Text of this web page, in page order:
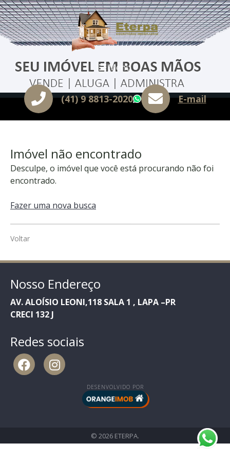
Menu
(41) 9 8813-2020 WhatsApp
E-mail
Imóvel não encontrado
Desculpe, o imóvel que você está procurando não foi
encontrado.
Fazer uma nova busca
Voltar
Nosso Endereço
AV. ALOÍSIO LEONI,118 SALA 1 , LAPA –PR
CRECI 132 J
Redes sociais
DESENVOLVIDO POR
© 2026 ETERPA.